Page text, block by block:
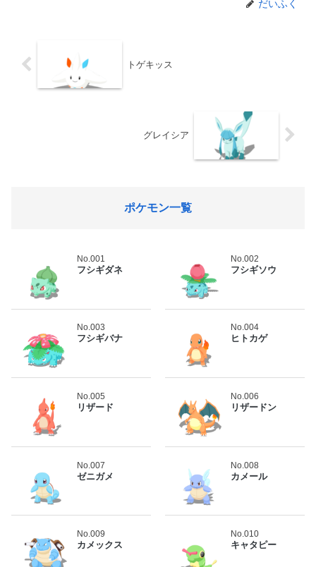
だいふく
トゲキッス
グレイシア
ポケモン一覧
No.001
フシギダネ
No.002
フシギソウ
No.003
フシギバナ
No.004
ヒトカゲ
No.005
リザード
No.006
リザードン
No.007
ゼニガメ
No.008
カメール
No.009
カメックス
No.010
キャタピー